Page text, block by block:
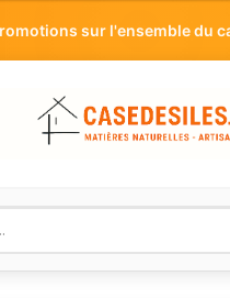
sur l'ensemble